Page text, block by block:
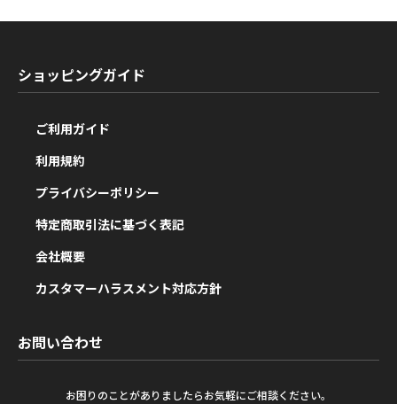
ショッピングガイド
ご利用ガイド
利用規約
プライバシーポリシー
特定商取引法に基づく表記
会社概要
カスタマーハラスメント対応方針
お問い合わせ
お困りのことがありましたらお気軽にご相談ください。